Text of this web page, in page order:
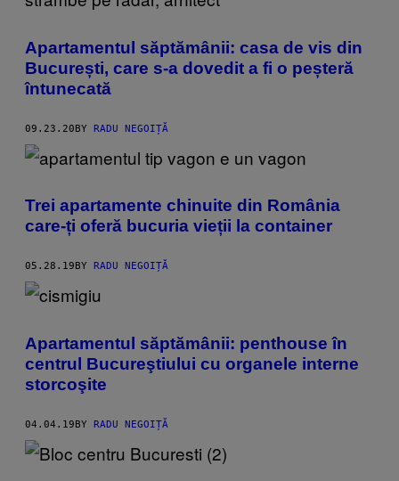
Apartamentul săptămânii: casa de vis din
București, care s-a dovedit a fi o peșteră
întunecată
09.23.20BY RADU NEGOIȚĂ
Trei apartamente chinuite din România
care-ți oferă bucuria vieții la container
05.28.19 BY RADU NEGOIȚĂ
Apartamentul săptămânii: penthouse în
centrul Bucureştiului cu organele interne
storcoşite
04.04.19BY RADU NEGOIȚĂ